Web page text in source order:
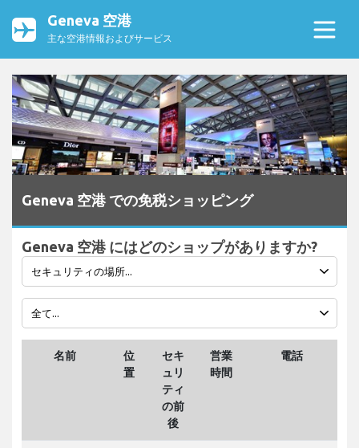
Geneva 空港
主な空港情報およびサービス
Geneva 空港 での免税ショッピング
Geneva 空港 にはどのショップがありますか?
名前
位
置
セキ
ュリ
ティ
の前
後
営業
時間
電話